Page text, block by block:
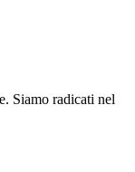
Siamo radicati nel